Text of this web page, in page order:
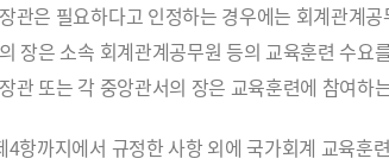
관은 필요하다고 인정하는 경우에는 회계관계
장은 소속 회계관계공무원 등의 교육훈련 수
관 또는 각 중앙관서의 장은 교육훈련에 참여
4항까지에서 규정한 사항 외에 국가회계 교육훈